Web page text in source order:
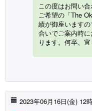
この度はお問い
ご希望の「The
績が御座います
合いでご案内時
ります。何卒、宜
2023年06月16日(金) 12